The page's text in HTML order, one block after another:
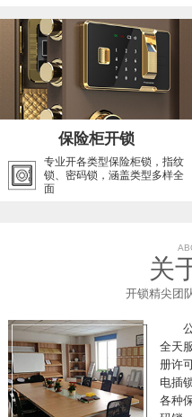
保险柜开锁
专业开各类型保险柜锁，指纹
锁、密码锁，涵盖类型多样全
面
关
开锁精尖团
全天
册许
电插
各种